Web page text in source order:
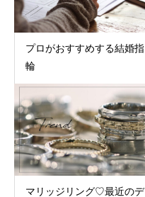
プロがおすすめする結婚指
輪
マリッジリング♡最近のデ